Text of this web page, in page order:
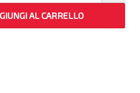
AL CARRELLO